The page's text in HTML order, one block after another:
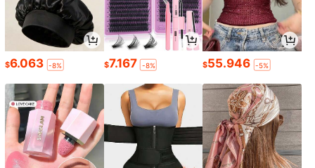
$6.063 -8% $7.167 -8% $55.946 -5%